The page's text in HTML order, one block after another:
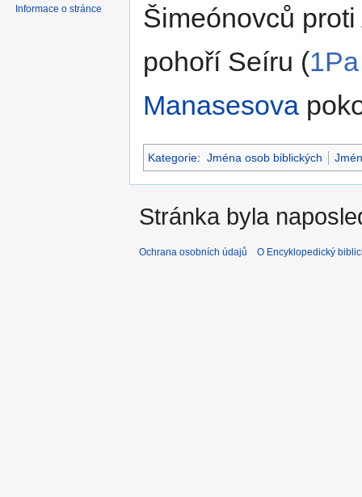
Šimeónovců proti
pohoří Seíru (
Manasesova
Kategorie: Jména osob biblických
Informace o stránce
Stránka byla
Ochrana osobních údajů O Encyklopedický